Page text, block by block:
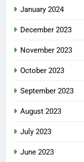
January 2024
December 2023
November 2023
October 2023
September 2023
August 2023
July 2023
June 2023